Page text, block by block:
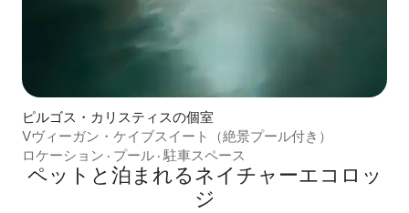
ピルゴス・カリスティスの個室
Vヴィーガン・ケイブスイート（絶景プール付き）
ロケーション · プール · 駐車スペース
ペットと泊まれるネイチャーエコロッ
ジ